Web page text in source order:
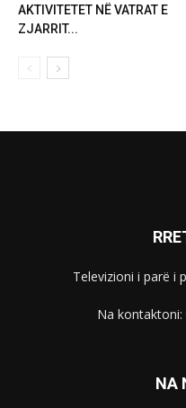
AKTIVITETET NË VATRAT E
ZJARRIT...
Televizioni i parë i
Na kontaktoni:
NA